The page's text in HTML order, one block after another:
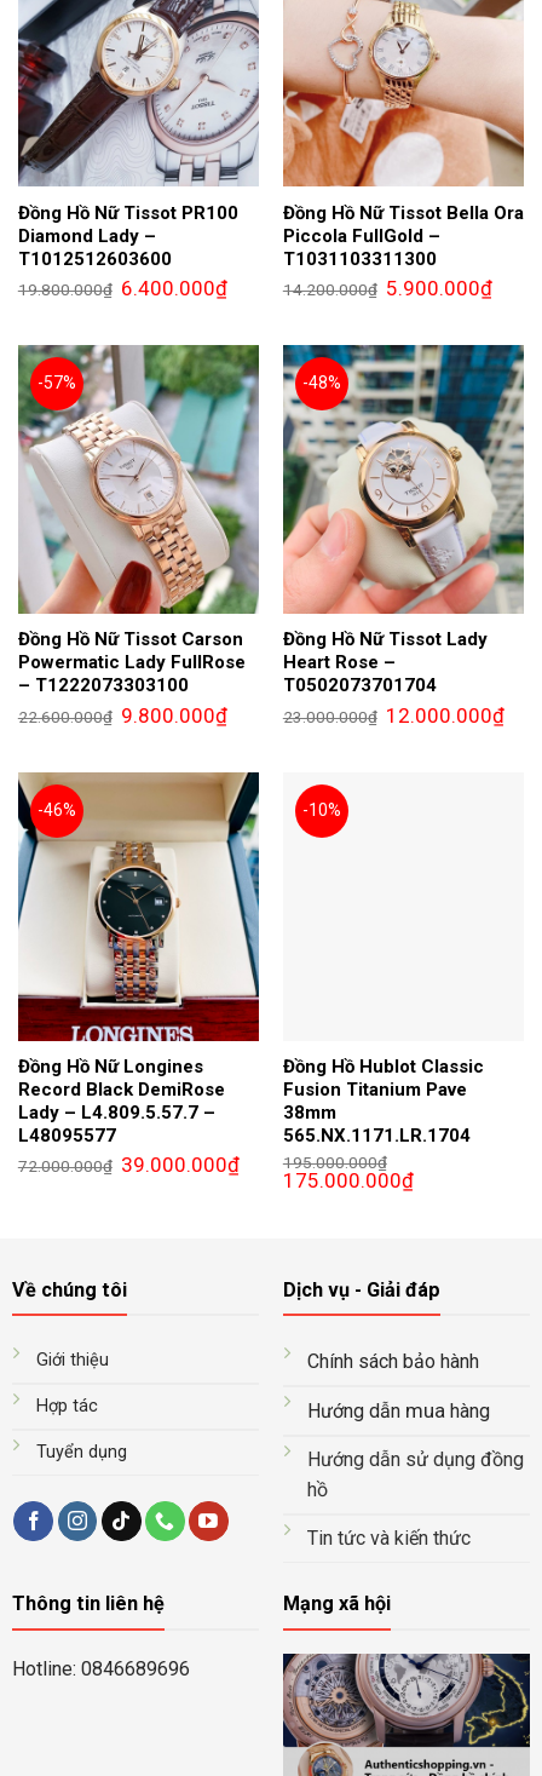
Đồng Hồ Nữ Tissot PR100
Diamond Lady –
T1012512603600
19.800.000₫ Giá
gốc
6.400.000₫Giá
hiện
6.400.000₫.
Đồng Hồ Nữ Tissot Bella Ora
Piccola FullGold –
T1031103311300
14.200.000₫ Giá
gốc
5.900.000₫Giá
hiện
-57%
Đồng Hồ Nữ Tissot Carson
Powermatic Lady FullRose
– T1222073303100
22.600.000₫ Giá
gốc
9.800.000₫Giá
hiện
9.800.000₫.
-48%
Đồng Hồ Nữ Tissot Lady
Heart Rose –
T0502073701704
23.000.000₫ Giá
gốc
12.000.000₫Giá
hiện
-46%
Đồng Hồ Nữ Longines
Record Black DemiRose
Lady – L4.809.5.57.7 –
L48095577
72.000.000₫ Giá
gốc
39.000.000₫Giá
hiện
-10%
Đồng Hồ Hublot Classic
Fusion Titanium Pave
38mm
565.NX.1171.LR.1704
195.000.000₫
Giá
gốc
175.000.000₫Giá
hiện
Về chúng tôi
Giới thiệu
Hợp tác
Tuyển dụng
Dịch vụ - Giải đáp
Chính sách bảo hành
Hướng dẫn muahàng
Hướng dẫn sử dụng đồng
hồ
Tin tức và kiến thức
Thông tin liên hệ
Hotline: 0846689696
Mạng xã hội